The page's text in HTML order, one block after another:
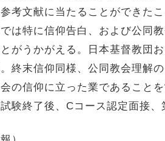
考文献に当たることができた
は特に信仰告白、および公同
がうかがえる。日本基督教団
終末信仰同様、公同教会理解
の信仰に立った業であること
験終了後、Cコース認定面接、